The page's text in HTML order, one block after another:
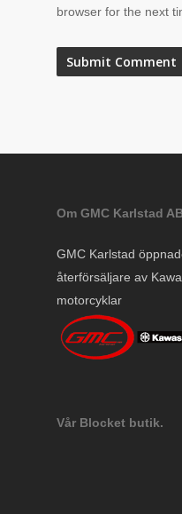
browser for the next
Om GMC Karlstad
GMC Karlstad
återförsäljare av
motorcyklar
Vår Blocket butik.